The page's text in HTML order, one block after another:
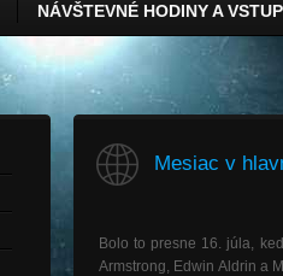
NÁVŠTEVNÉ HODINY A
Mesiac v
Bolo to presne 16. júla,
Armstrong, Edwin Aldrin a